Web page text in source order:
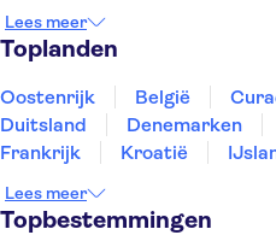
Lees meer
Toplanden
Oostenrijk België
Duitsland
Denemarken
Frankrijk
Kroatië
Slovenië
Thailand
Lees meer
Topbestemmingen